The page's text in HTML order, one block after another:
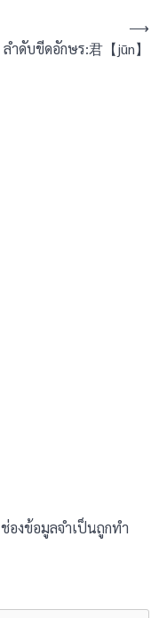
ลำดับขีดอักษร:君【jūn】
⟶
ช่องข้อมูลจำเป็นถูกทำ